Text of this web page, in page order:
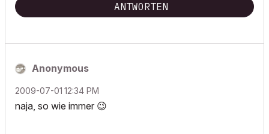
ANTWORTEN
Anonymous
‎2009-07-01 12:34 PM
naja, so wie immer 😉